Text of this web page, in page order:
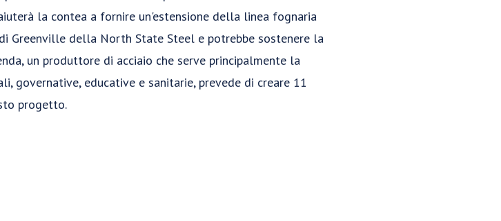
la contea a fornire un'estensione della linea fognaria
Greenville della North State Steel e potrebbe sostenere la
un produttore di acciaio che serve principalmente la
governative, educative e sanitarie, prevede di creare 11
progetto.